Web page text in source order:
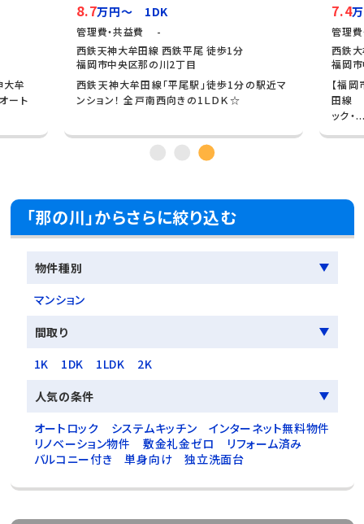
大牟
ート
8.7万円～ 1DK
管理費・共益費 -
西鉄天神大牟田線 西鉄平尾 徒歩1分
福岡市中央区那の川2丁目
西鉄天神大牟田線「平尾駅」徒歩1分の駅近マ
ンション！ 全戸南西向きの1ＬＤＫ☆
7.4
管理
西鉄
福岡
【福
田線
ック・
「那の川」からさらに絞り込む
物件種別
マンション
間取り
1K
1DK 1LDK
2K
人気の条件
オートロック
システムキッチン
インターネット無料物件
リノベーション物件
敷金礼金ゼロ
リフォーム済み
バルコニー付き
単身向け 独立洗面台